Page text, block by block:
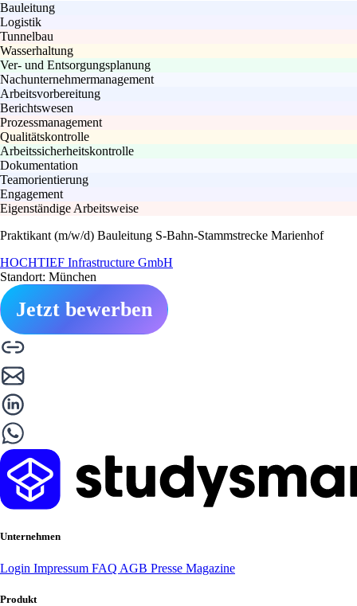
Bauleitung
Logistik
Tunnelbau
Wasserhaltung
Ver- und Entsorgungsplanung
Nachunternehmermanagement
Arbeitsvorbereitung
Berichtswesen
Prozessmanagement
Qualitätskontrolle
Arbeitssicherheitskontrolle
Dokumentation
Teamorientierung
Engagement
Eigenständige Arbeitsweise
Praktikant (m/w/d) Bauleitung S-Bahn-Stammstrecke Marienhof
HOCHTIEF Infrastructure GmbH
Standort: München
Jetzt bewerben
Unternehmen
Login Impressum FAQ AGB Presse Magazine
Produkt